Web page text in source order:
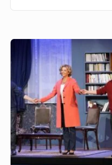
ÉPERNON
–
Musique
en
ville
et
fête
de
la